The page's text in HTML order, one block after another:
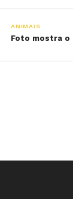
ANIMAIS
Foto mostra o